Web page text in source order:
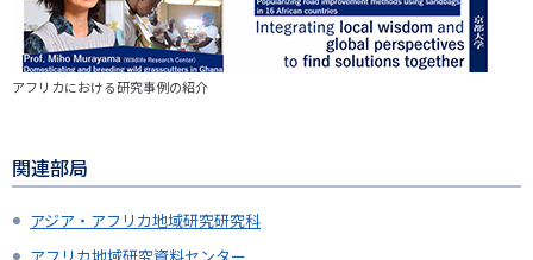
アフリカにおける研究事例の紹介
関連部局
アジア・アフリカ地域研究研究科